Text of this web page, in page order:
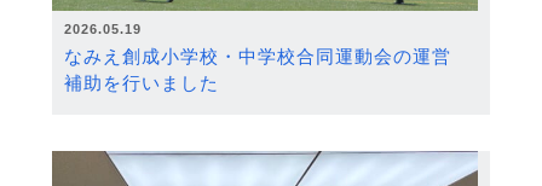
2026.05.19
なみえ創成小学校・中学校合同運動会の運営
補助を行いました